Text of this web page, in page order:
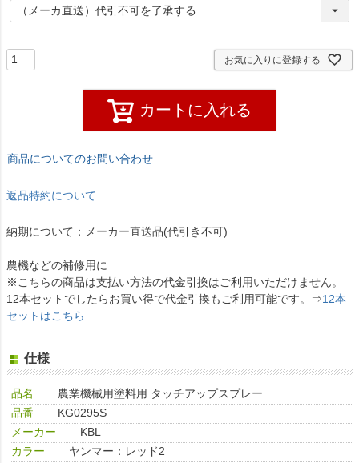
必
須
お気に入りに登録する
カートに入れる
商品についてのお問い合わせ
返品特約について
納期について：メーカー直送品(代引き不可)
農機などの補修用に
※こちらの商品は支払い方法の代金引換はご利用いただけません。
12本セットでしたらお買い得で代金引換もご利用可能です。⇒12本
セットはこちら
仕様
品名
農業機械用塗料用 タッチアップスプレー
品番
KG0295S
メーカー
KBL
カラー
ヤンマー：レッド2